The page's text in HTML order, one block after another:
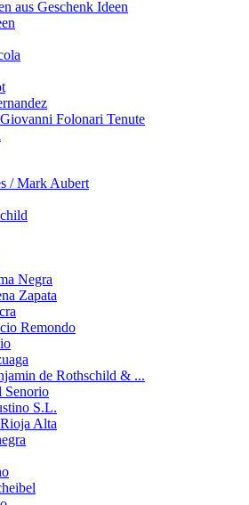
aus Geschenk Ideen
Folonari Tenute
/ Mark Aubert
Negra
Zapata
Remondo
de Rothschild & ...
Senorio
S.L.
Alta